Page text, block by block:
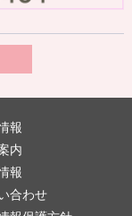
報
内
報
合わせ